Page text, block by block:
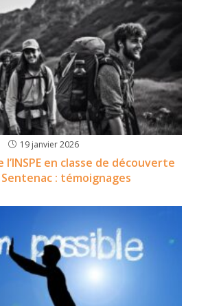
19 janvier 2026
en classe de découverte
: témoignages